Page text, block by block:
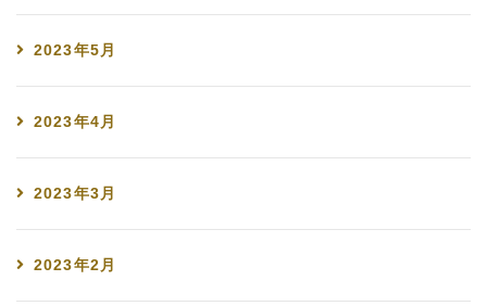
2023年5月
2023年4月
2023年3月
2023年2月